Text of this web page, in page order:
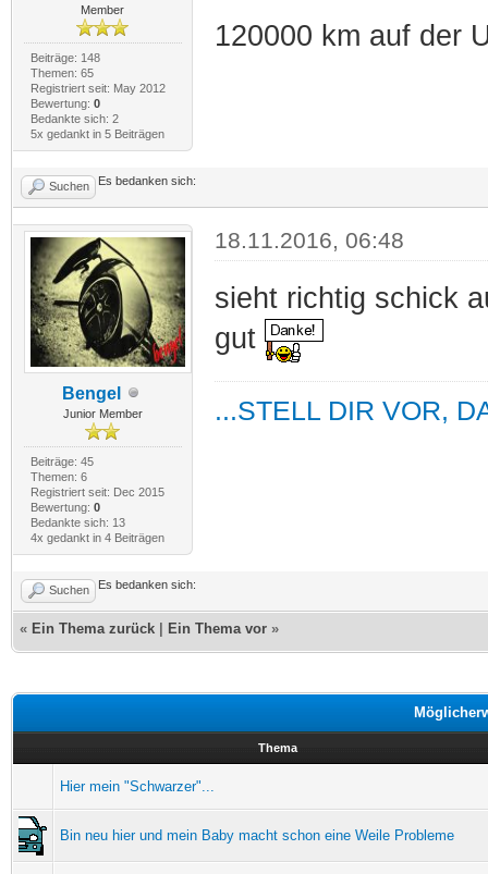
Member
Beiträge: 148
Themen: 65
Registriert seit: May 2012
Bewertung: 0
Bedankte sich: 2
5x gedankt in 5 Beiträgen
120000 km auf der
Suchen Es bedanken sich:
Bengel
Junior Member
Beiträge: 45
Themen: 6
Registriert seit: Dec 2015
Bewertung: 0
Bedankte sich: 13
4x gedankt in 4 Beiträgen
18.11.2016, 06:48
sieht richtig schick
gut
...STELL DIR VOR,
Suchen Es bedanken sich:
« Ein Thema zurück Ein Thema vor »
Thema
Hier mein "Schwarzer"...
Bin neu hier und mein Baby macht schon eine Weile Probleme